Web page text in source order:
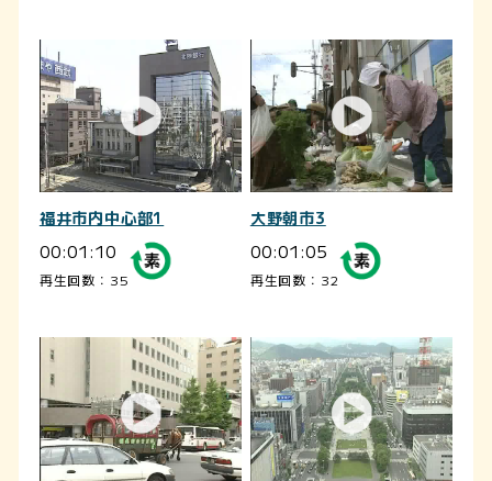
福井市内中心部1
00:01:10
再生回数：35
大野朝市3
00:01:05
再生回数：32